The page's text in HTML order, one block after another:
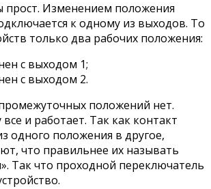
Изменением положения
к одному из выходов. То
только два рабочих положения:
с выходом 1;
с выходом 2.
положений нет.
и работает. Так как контакт
одного положения в другое,
что правильнее их называть
Так что проходной переключатель